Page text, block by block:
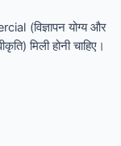
(विज्ञापन योग्य और
मिली होनी चाहिए।